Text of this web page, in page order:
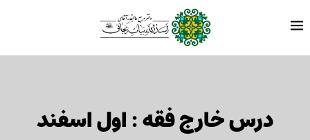
درس خارج فقه : اول اسفند